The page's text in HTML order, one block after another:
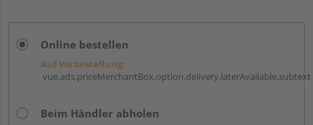
Online bestellen
Auf Vorbestellung:
vue.ads.priceMerchantBox.option.delivery.laterAvailable.subtext
Beim Händler abholen